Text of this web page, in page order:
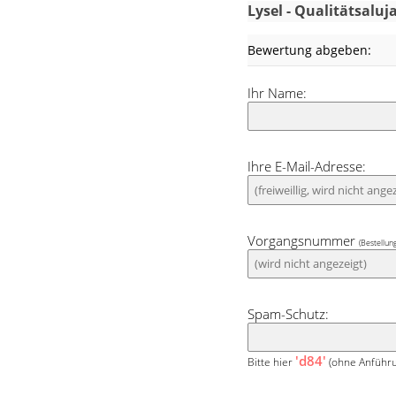
Klemmmontage
und Höhe
Der Farbton
dezent im
Lysel -
Bewertung abgeben:
Ihr Name:
Ihre E-Mail-Adresse:
Vorgangsnummer
Spam-Schutz:
Bitte hier 'd84' (ohne